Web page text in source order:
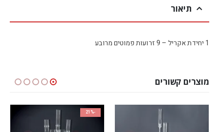
תיאור
1 יחידת אקריל – 9 זרועות פמוטים מרובע
מוצרים קשורים
-21%